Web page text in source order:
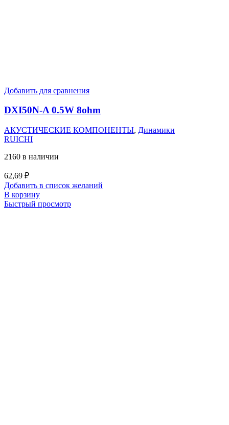
Добавить для сравнения
DXI50N-A 0.5W 8ohm
АКУСТИЧЕСКИЕ КОМПОНЕНТЫ, Динамики
RUICHI
2160 в наличии
62,69 ₽
Добавить в список желаний
В корзину
Быстрый просмотр